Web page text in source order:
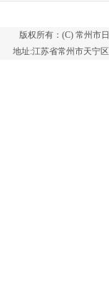
版权所有：(C) 常州
地址:江苏省常州市天宁